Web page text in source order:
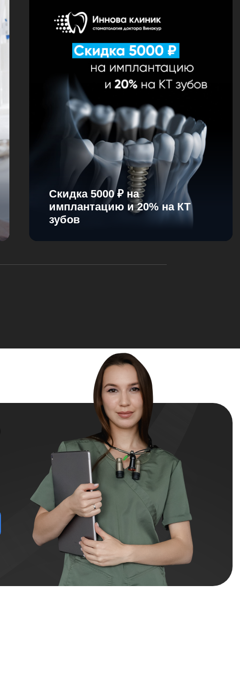
Cкидка 5000 ₽ на
имплантацию и 20% на КТ
зубов